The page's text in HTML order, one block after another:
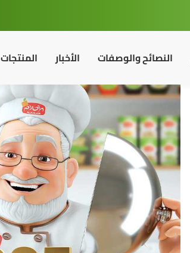
المنتجات الأخبار النصائح والوصفات